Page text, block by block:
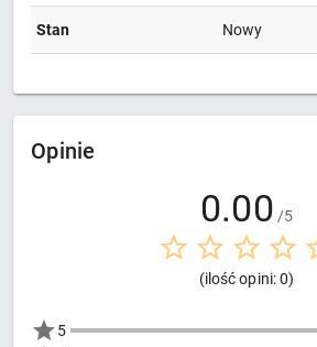
Stan Nowy
Opinie
0.00 /5
(ilość opini: 0)
5